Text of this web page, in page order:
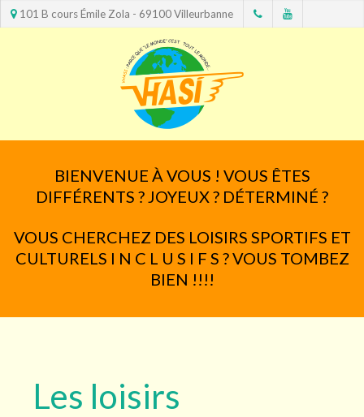
101 B cours Émile Zola - 69100 Villeurbanne
BIENVENUE À VOUS ! VOUS ÊTES
DIFFÉRENTS ? JOYEUX ? DÉTERMINÉ ?
VOUS CHERCHEZ DES LOISIRS SPORTIFS ET
CULTURELS I N C L U S I F S ? VOUS TOMBEZ
BIEN !!!!
Les loisirs